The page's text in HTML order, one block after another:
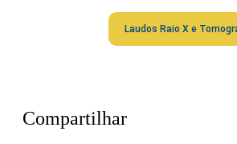
Laudos Raio X e
Compartilhar